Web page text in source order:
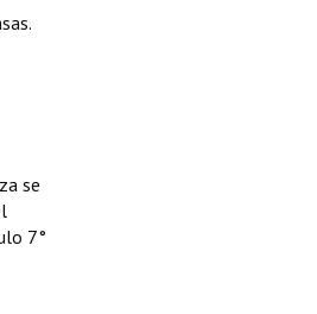
se
7°